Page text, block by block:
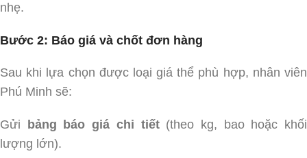
nhẹ.
Bước 2: Báo giá và chốt đơn hàng
Sau khi lựa chọn được loại giá thể phù hợp, nhân viên
Phú Minh sẽ:
Gửi bảng báo giá chi tiết(theo kg, bao hoặc khối
lượng lớn).